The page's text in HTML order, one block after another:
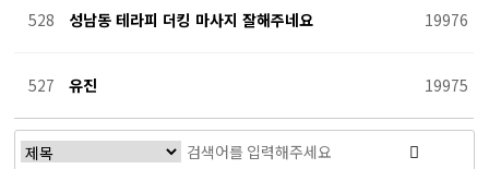
528 성남동 테라피 더킹 마사지 잘해주네요 19976
527 유진 19975